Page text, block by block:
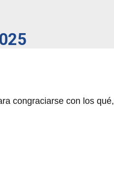
congraciarse con los qué,